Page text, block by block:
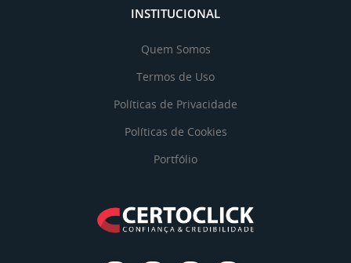
INSTITUCIONAL
Quem Somos
Termos de Uso
Políticas de Privacidade
Políticas de Cookies
Portfólio